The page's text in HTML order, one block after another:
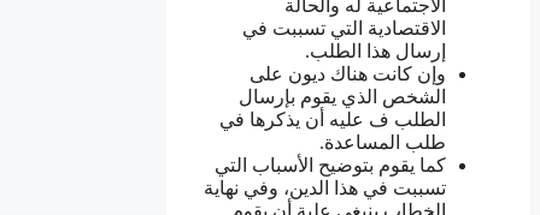
الاجتماعية له والحالة
الاقتصادية التي تسببت في
إرسال هذا الطلب.
وإن كانت هناك ديون على
الشخص الذي يقوم بإرسال
الطلب ف عليه أن يذكرها في
طلب المساعدة.
كما يقوم بتوضيح الأسباب التي
تسببت في هذا الدين، وفي نهاية